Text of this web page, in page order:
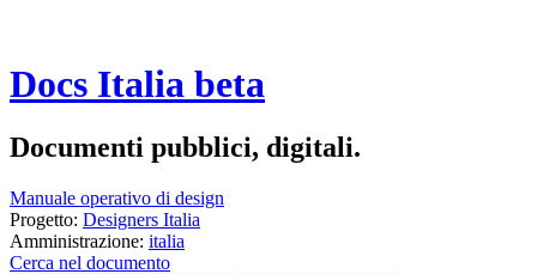
Docs Italia beta
Documenti pubblici, digitali.
Manuale operativo di design
Progetto: Designers Italia
Amministrazione: italia
Cerca nel documento